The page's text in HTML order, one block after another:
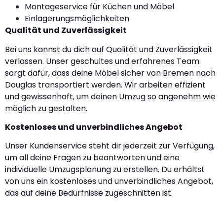
Montageservice für Küchen und Möbel
Einlagerungsmöglichkeiten
Qualität und Zuverlässigkeit
Bei uns kannst du dich auf Qualität und Zuverlässigkeit
verlassen. Unser geschultes und erfahrenes Team
sorgt dafür, dass deine Möbel sicher von Bremen nach
Douglas transportiert werden. Wir arbeiten effizient
und gewissenhaft, um deinen Umzug so angenehm wie
möglich zu gestalten.
Kostenloses und unverbindliches Angebot
Unser Kundenservice steht dir jederzeit zur Verfügung,
um all deine Fragen zu beantworten und eine
individuelle Umzugsplanung zu erstellen. Du erhältst
von uns ein kostenloses und unverbindliches Angebot,
das auf deine Bedürfnisse zugeschnitten ist.